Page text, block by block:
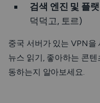
검색 엔진 및 플
덕덕고, 토르)
중국 서버가 있는 VPN을
뉴스 읽기, 좋아하는 콘
동하는지 알아보세요.